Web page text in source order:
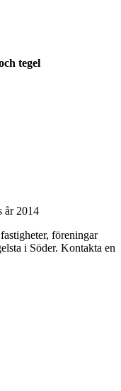
tegel
år 2014
föreningar
i Söder. Kontakta en